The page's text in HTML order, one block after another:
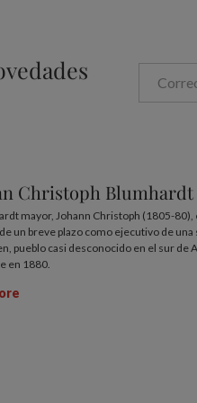
Christoph Blumhardt
mayor, Johann Christoph (1805-
un breve plazo como ejecutivo de
pueblo casi desconocido en el sur de
en 1880.